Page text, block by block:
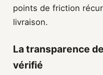
points de friction
livraison.
La transparence
vérifié